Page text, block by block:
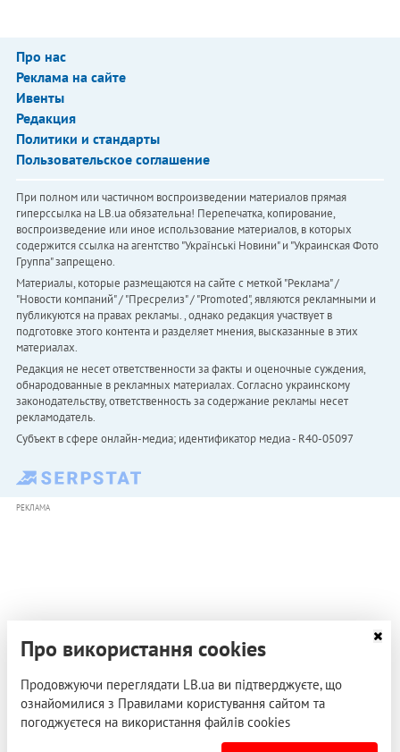
Про нас
Реклама на сайте
Ивенты
Редакция
Политики и стандарты
Пользовательское соглашение
При полном или частичном воспроизведении материалов прямая
гиперссылка на LB.ua обязательна! Перепечатка, копирование,
воспроизведение или иное использование материалов, в которых
содержится ссылка на агентство "Українськi Новини" и "Украинская Фото
Группа" запрещено.
Материалы, которые размещаются на сайте с меткой "Реклама" /
"Новости компаний" / "Пресрелиз" / "Promoted", являются рекламными и
публикуются на правах рекламы. , однако редакция участвует в
подготовке этого контента и разделяет мнения, высказанные в этих
материалах.
Редакция не несет ответственности за факты и оценочные суждения,
обнародованные в рекламных материалах. Согласно украинскому
законодательству, ответственность за содержание рекламы несет
рекламодатель.
Субъект в сфере онлайн-медиа; идентификатор медиа - R40-05097
РЕКЛАМА
Про використання cookies
Продовжуючи переглядати LB.ua ви підтверджуєте, що
ознайомилися з Правилами користування сайтом та
погоджуєтеся на використання файлів cookies